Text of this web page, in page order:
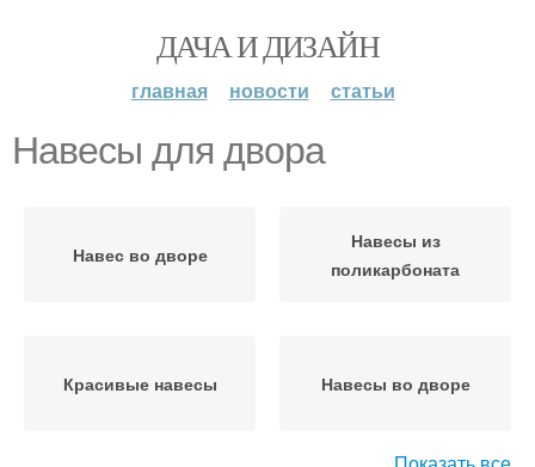
ДАЧА И ДИЗАЙН
главная новости статьи
Навесы для двора
Навес во дворе
Навесы из
поликарбоната
Красивые навесы Навесы во дворе